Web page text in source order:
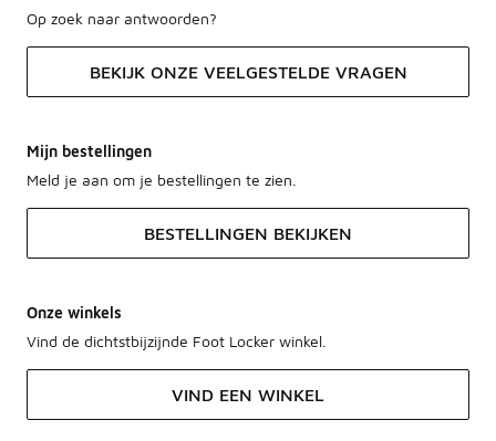
Op zoek naar antwoorden?
BEKIJK ONZE VEELGESTELDE VRAGEN
Mijn bestellingen
Meld je aan om je bestellingen te zien.
BESTELLINGEN BEKIJKEN
Onze winkels
Vind de dichtstbijzijnde Foot Locker winkel.
VIND EEN WINKEL